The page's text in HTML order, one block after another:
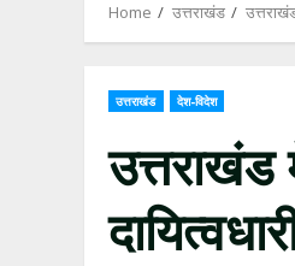
Home उत्तराखंड
उत्तराखंड देश-विदेश